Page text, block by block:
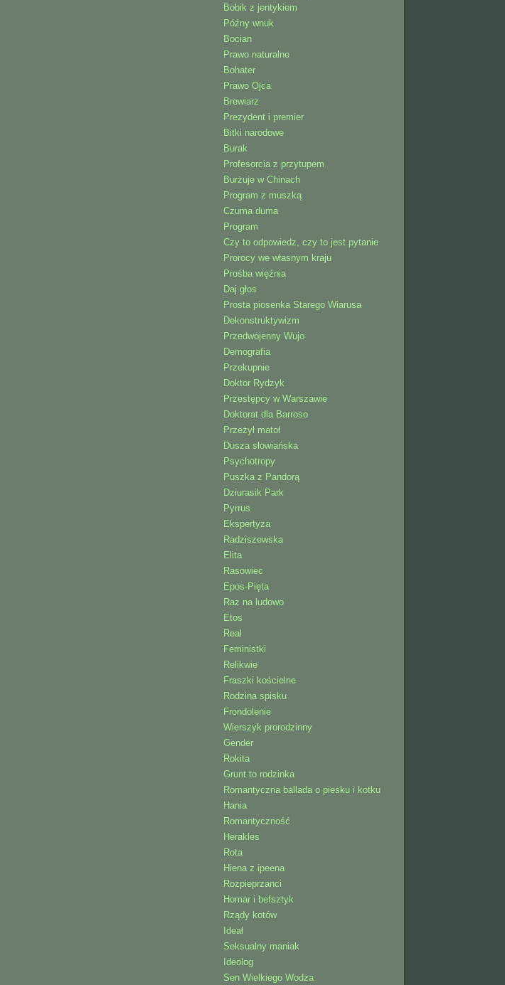
Bobik z jentykiem
Późny wnuk
Bocian
Prawo naturalne
Bohater
Prawo Ojca
Brewiarz
Prezydent i premier
Bitki narodowe
Burak
Profesorcia z przytupem
Burżuje w Chinach
Program z muszką
Czuma duma
Program
Czy to odpowiedz, czy to jest pytanie
Prorocy we własnym kraju
Prośba więźnia
Daj głos
Prosta piosenka Starego Wiarusa
Dekonstruktywizm
Przedwojenny Wujo
Demografia
Przekupnie
Doktor Rydzyk
Przestępcy w Warszawie
Doktorat dla Barroso
Przeżył matoł
Dusza słowiańska
Psychotropy
Puszka z Pandorą
Dziurasik Park
Pyrrus
Ekspertyza
Radziszewska
Elita
Rasowiec
Epos-Pięta
Raz na ludowo
Etos
Real
Feministki
Relikwie
Fraszki kościelne
Rodzina spisku
Frondolenie
Wierszyk prorodzinny
Gender
Rokita
Grunt to rodzinka
Romantyczna ballada o piesku i kotku
Hania
Romantyczność
Herakles
Rota
Hiena z ipeena
Rozpieprzanci
Homar i befsztyk
Rządy kotów
Ideał
Seksualny maniak
Ideolog
Sen Wielkiego Wodza